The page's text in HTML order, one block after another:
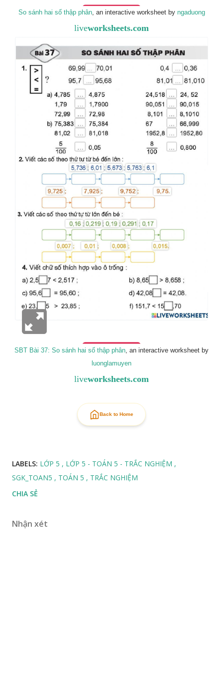
So sánh hai số thập phân, an interactive worksheet by ngaduong
liveworksheets.com
SBT Bài 37: So sánh hai số thập phân , an interactive worksheet by
luonglamuyen
liveworksheets.com
Back to Home
LABELS: LỚP 5
LỚP 5 - TOÁN 5 - TRẮC NGHIỆM
SGK_TOAN5
TOÁN 5
TRẮC NGHIỆM
CHIA SẺ
Nhận xét